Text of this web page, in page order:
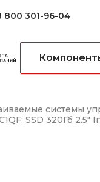
800 301-96-04
системы
SSD 320Гб 2.5"